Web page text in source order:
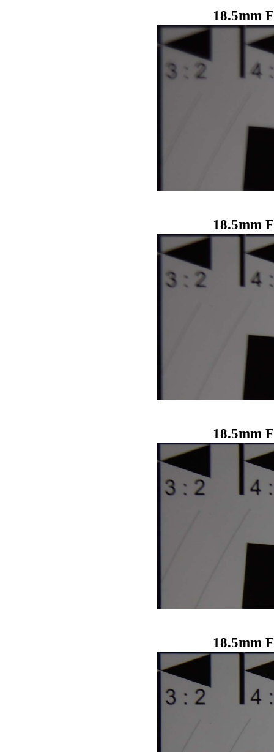
18.5mm
18.5mm
18.5mm
18.5mm